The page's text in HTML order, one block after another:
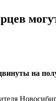
на